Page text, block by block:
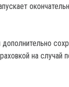
на случай